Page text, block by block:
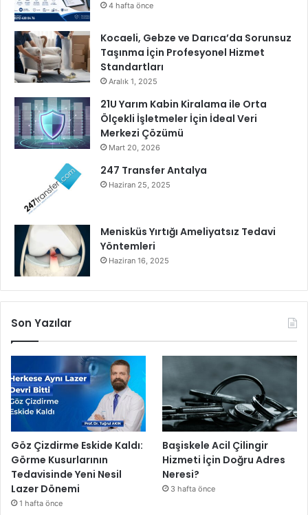
4 hafta önce
Kocaeli, Gebze ve Darıca’da Sorunsuz
Taşınma İçin Profesyonel Hizmet
Standartları
Aralık 1, 2025
21U Yarım Kabin Kiralama ile Orta
Ölçekli İşletmeler İçin İdeal Veri
Merkezi Çözümü
Mart 20, 2026
247 Transfer Antalya
Haziran 25, 2025
Menisküs Yırtığı Ameliyatsız Tedavi
Yöntemleri
Haziran 16, 2025
Son Yazılar
Göz Çizdirme Eskide Kaldı:
Görme Kusurlarının
Tedavisinde Yeni Nesil
Lazer Dönemi
1 hafta önce
Başiskele Acil Çilingir
Hizmeti İçin Doğru Adres
Neresi?
3 hafta önce